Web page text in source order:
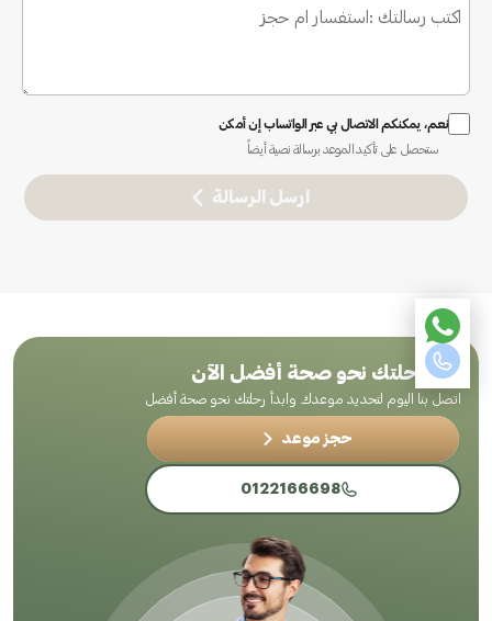
نعم، يمكنكم الاتصال بي عبر الواتساب إن أمكن
ستحصل على تأكيد الموعد برسالة نصية أيضاً
ارسل الرسالة
ابدأ رحلتك نحو صحة أفضل الآن
اتصل بنا اليوم لتحديد موعدك وابدأ رحلتك نحو صحة أفضل
حجز موعد
0122166698